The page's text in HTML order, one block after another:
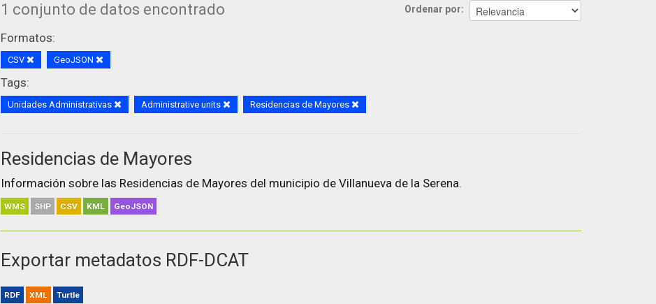
Ordenar por
1 conjunto de datos encontrado
Formatos:
CSV GeoJSON
Tags:
Unidades Administrativas Administrative units Residencias de Mayores
Residencias de Mayores
Información sobre las Residencias de Mayores del municipio de Villanueva de la Serena.
WMS SHP CSV KML GeoJSON
Exportar metadatos RDF-DCAT
RDF XML Turtle